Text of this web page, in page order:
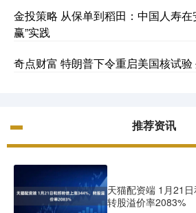
金投策略 从保单到稻田：中国人寿在
赢”实践
奇点财富 特朗普下令重启美国核试
推荐资讯
天猫配资端 1月21
转股溢价率2083%